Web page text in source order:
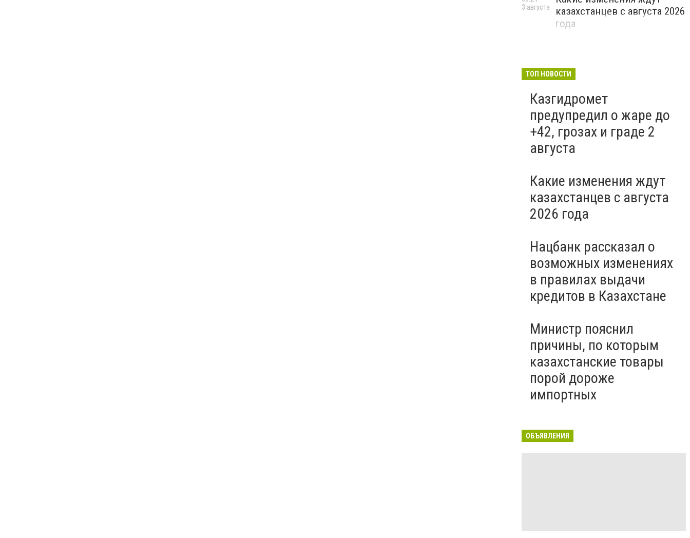
казахстанцев с августа 2026
года
3 августа
ТОП НОВОСТИ
Казгидромет
предупредил о жаре до
+42, грозах и граде 2
августа
Какие изменения ждут
казахстанцев с августа
2026 года
Нацбанк рассказал о
возможных изменениях
в правилах выдачи
кредитов в Казахстане
Министр пояснил
причины, по которым
казахстанские товары
порой дороже
импортных
ОБЪЯВЛЕНИЯ